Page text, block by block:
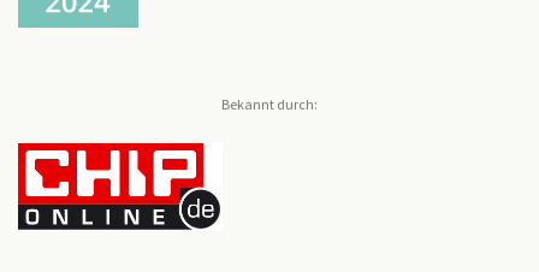
Bekannt durch: